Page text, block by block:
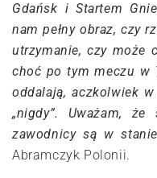
Gdańsk i Startem
nam pełny obraz, czy
utrzymanie, czy może
choć po tym meczu w
oddalają, aczkolwiek
„nigdy”. Uważam,
zawodnicy są w
Abramczyk Polonii.